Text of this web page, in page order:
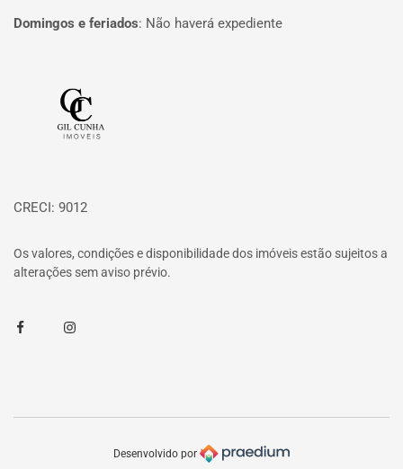
Domingos e feriados: Não haverá expediente
CRECI: 9012
Os valores, condições e disponibilidade dos imóveis estão sujeitos a
alterações sem aviso prévio.
FacebookInstagram
Desenvolvido por